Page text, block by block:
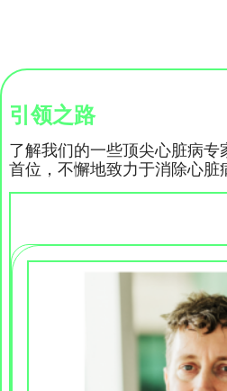
引领之路
了解我们的一些顶尖心脏病
首位，不懈地致力于消除心脏